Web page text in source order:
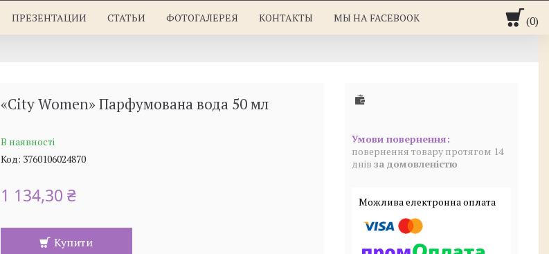
ПРЕЗЕНТАЦИИ СТАТЬИ ФОТОГАЛЕРЕЯ КОНТАКТЫ МЫ НА FACEBOOK
«City Women» Парфумована вода 50 мл
В наявності
Код: 3760106024870
1 134,30 ₴
Купити
повернення товару протягом 14
днів за домовленістю